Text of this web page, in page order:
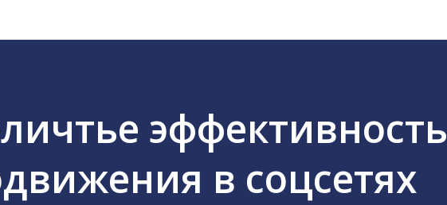
эффективность
в соцсетях